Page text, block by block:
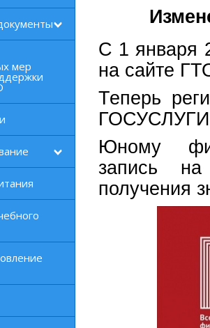
мер
С 1 января
на сайте
Теперь
Юному
запись
получения